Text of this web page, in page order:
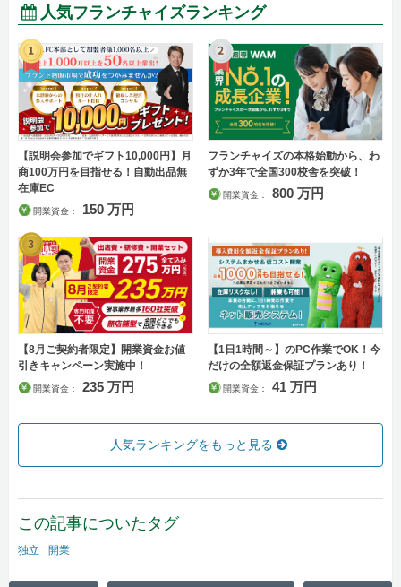
人気フランチャイズランキング
【説明会参加でギフト10,000円】月
商100万円を目指せる！自動出品無
在庫EC
開業資金： 150 万円
フランチャイズの本格始動から、わ
ずか3年で全国300校舎を突破！
開業資金： 800 万円
【8月ご契約者限定】開業資金お値
引きキャンペーン実施中！
開業資金： 235 万円
【1日1時間～】のPC作業でOK！今
だけの全額返金保証プランあり！
開業資金： 41 万円
人気ランキングをもっと見る
この記事についたタグ
独立 開業